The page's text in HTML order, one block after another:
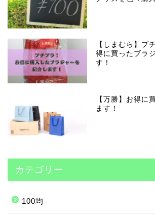
【しまむら】プ
得に買ったブラ
す！
【万勝】お得に
ます！
カテゴリー
100均